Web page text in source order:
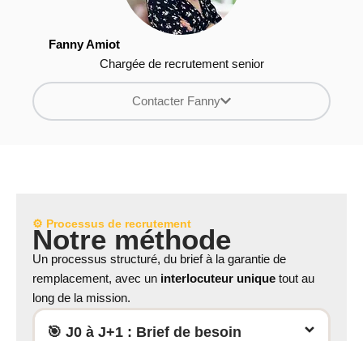
Fanny Amiot
Chargée de recrutement senior
Contacter Fanny
⚙️ Processus de recrutement
Notre méthode
Un processus structuré, du brief à la garantie de
remplacement, avec un interlocuteur unique tout au
long de la mission.
🎯 J0 à J+1 : Brief de besoin